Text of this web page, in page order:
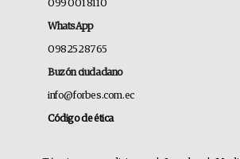
099 001 8110
WhatsApp
0982528765
Buzón ciudadano
info@forbes.com.ec
Código de ética